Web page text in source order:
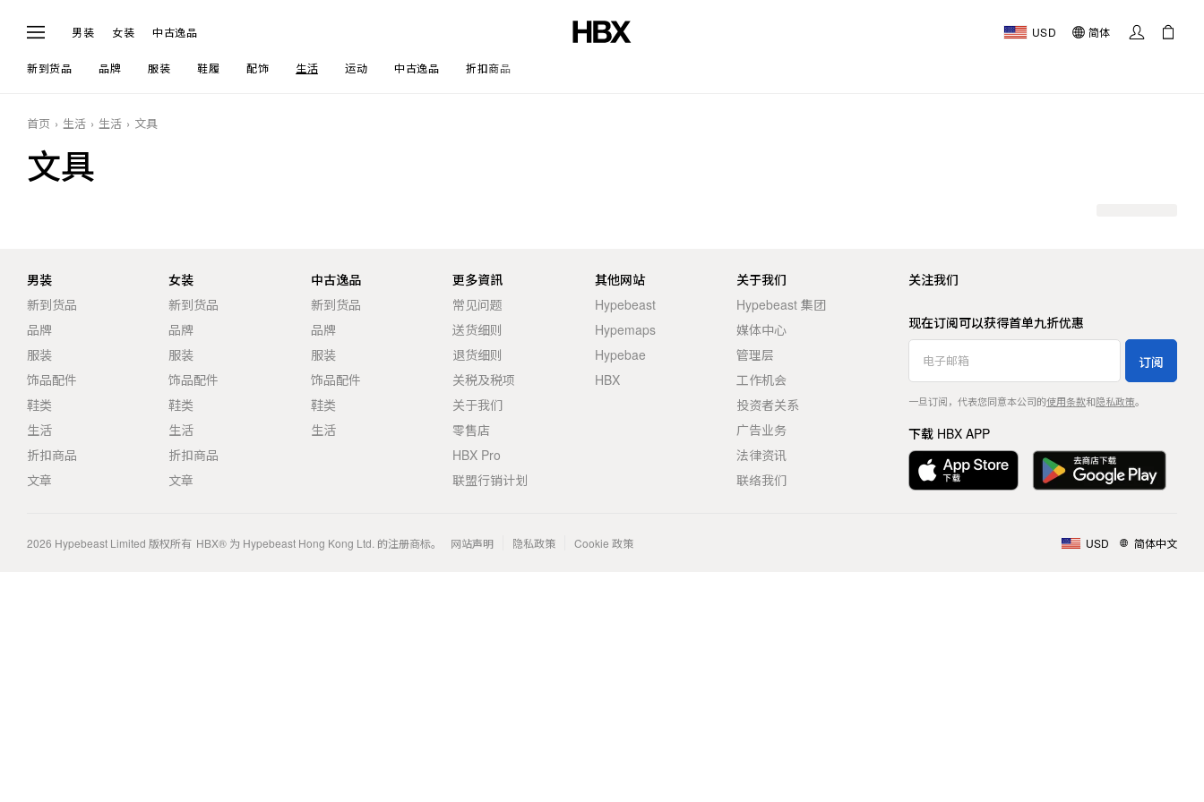
男装 女装 中古逸品 USD 简体
新到货品 品牌 服装 鞋履 配饰 生活 运动 中古逸品 折扣商品
首页 生活 生活 文具
文具
男装
新到货品
品牌
服装
饰品配件
鞋类
生活
折扣商品
文章
女装
新到货品
品牌
服装
饰品配件
鞋类
生活
折扣商品
文章
中古逸品
新到货品
品牌
服装
饰品配件
鞋类
生活
更多資訊
常见问题
送货细则
退货细则
关税及税项
关于我们
零售店
HBX Pro
联盟行销计划
其他网站
Hypebeast
Hypemaps
Hypebae
HBX
关于我们
Hypebeast 集团
媒体中心
管理层
工作机会
投资者关系
广告业务
法律资讯
联络我们
关注我们
现在订阅可以获得首单九折优惠
订阅
一旦订阅，代表您同意本公司的使用条款和隐私政策。
下载 HBX APP
2026 Hypebeast Limited 版权所有 HBX® 为 Hypebeast Hong Kong Ltd. 的注册商标。 网站声明 隐私政策 Cookie 政策 USD 简体中文